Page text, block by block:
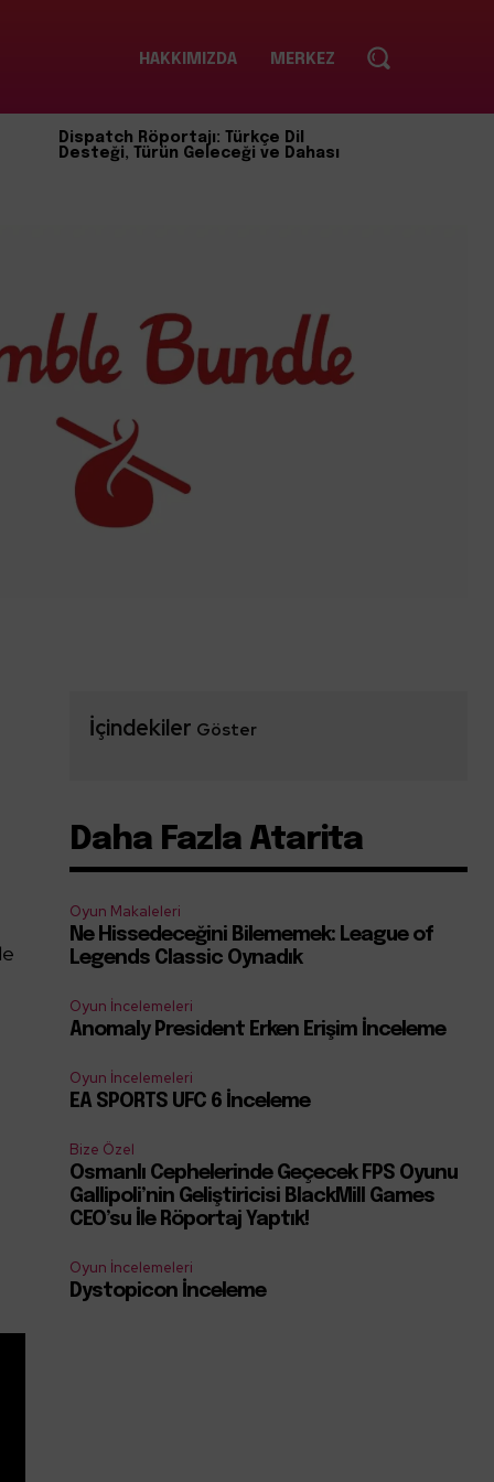
HAKKIMIZDA MERKEZ
Dispatch Röportajı: Türkçe Dil
Desteği, Türün Geleceği ve Dahası
İçindekiler Göster
Daha Fazla Atarita
Oyun Makaleleri
Ne Hissedeceğini Bilememek: League of
Legends Classic Oynadık
Oyun İncelemeleri
Anomaly President Erken Erişim İnceleme
Oyun İncelemeleri
EA SPORTS UFC 6 İnceleme
Bize Özel
Osmanlı Cephelerinde Geçecek FPS Oyunu
Gallipoli’nin Geliştiricisi BlackMill Games
CEO’su İle Röportaj Yaptık!
Oyun İncelemeleri
Dystopicon İnceleme